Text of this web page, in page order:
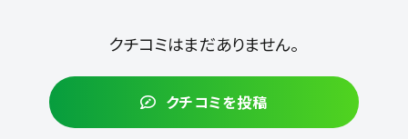
クチコミはまだありません。
クチコミを投稿